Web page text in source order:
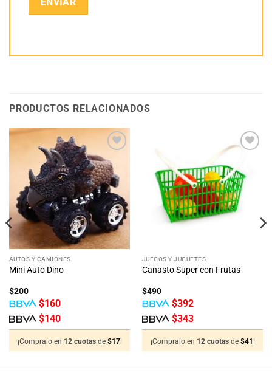
PRODUCTOS RELACIONADOS
Añadir
a la
lista
de
deseos
AUTOS Y CAMIONES
Mini Auto Dino
$200
$160
$140
¡Compralo en 12 cuotas de $17!
lista
de
deseos
JUEGOS Y JUGUETES
Canasto Super con Frutas
$490
$392
$343
¡Compralo en 12 cuotas de $41 !